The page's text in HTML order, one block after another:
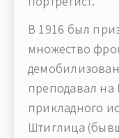
В 1916 был
множество
преподавал на
прикладного
Штиглица